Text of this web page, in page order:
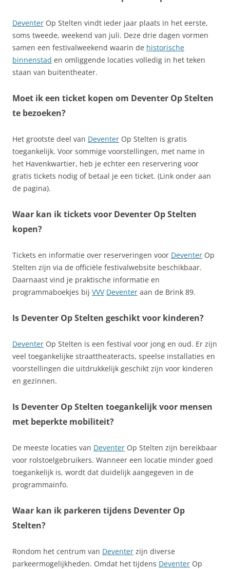
Deventer Op Stelten vindt ieder jaar plaats in het eerste,
soms tweede, weekend van juli. Deze drie dagen vormen
samen een festivalweekend waarin de historische
binnenstad en omliggende locaties volledig in het teken
staan van buitentheater.
Moet ik een ticket kopen om Deventer Op Stelten
te bezoeken?
Het grootste deel van Deventer Op Stelten is gratis
toegankelijk. Voor sommige voorstellingen, met name in
het Havenkwartier, heb je echter een reservering voor
gratis tickets nodig of betaal je een ticket. (Link onder aan
de pagina).
Waar kan ik tickets voor Deventer Op Stelten
kopen?
Tickets en informatie over reserveringen voor Deventer Op
Stelten zijn via de officiële festivalwebsite beschikbaar.
Daarnaast vind je praktische informatie en
programmaboekjes bij VVV Deventer aan de Brink 89.
Is Deventer Op Stelten geschikt voor kinderen?
Deventer Op Stelten is een festival voor jong en oud. Er zijn
veel toegankelijke straattheateracts, speelse installaties en
voorstellingen die uitdrukkelijk geschikt zijn voor kinderen
en gezinnen.
Is Deventer Op Stelten toegankelijk voor mensen
met beperkte mobiliteit?
De meeste locaties van Deventer Op Stelten zijn bereikbaar
voor rolstoelgebruikers. Wanneer een locatie minder goed
toegankelijk is, wordt dat duidelijk aangegeven in de
programmainfo.
Waar kan ik parkeren tijdens Deventer Op
Stelten?
Rondom het centrum van Deventer zijn diverse
parkeermogelijkheden. Omdat het tijdens Deventer Op